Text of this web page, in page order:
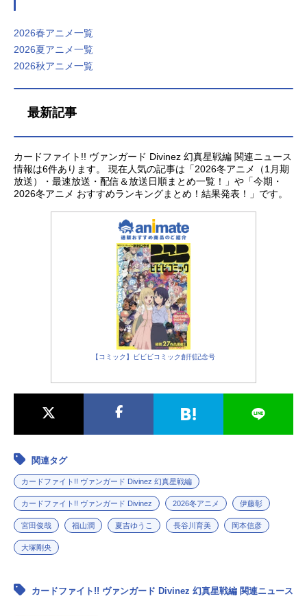
gn...
2026春アニメ一覧
2026夏アニメ一覧
2026秋アニメ一覧
最新記事
カードファイト!! ヴァンガード Divinez 幻真星戦編 関連ニュース
情報は6件あります。 現在人気の記事は「2026冬アニメ（1月期
放送）・最速放送・配信＆放送日順まとめ一覧！」や「今期・
2026冬アニメ おすすめランキングまとめ！結果発表！」です。
【コミック】ビビビコミック創刊記念号
関連タグ
カードファイト!! ヴァンガード Divinez 幻真星戦編
カードファイト!! ヴァンガード Divinez 2026冬アニメ 伊藤彰
宮田俊哉 福山潤 夏吉ゆうこ 長谷川育美 岡本信彦
大塚剛央
カードファイト!! ヴァンガード Divinez 幻真星戦編 関連ニュース